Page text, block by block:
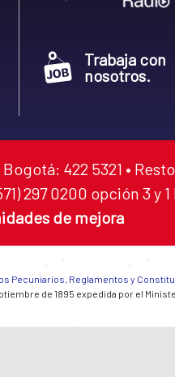
Trabaja con
nosotros.
422 5321 •
297 0200 opción 3 y
de mejora
Pecuniarios, Reglamentos y
de 1895 expedida por el